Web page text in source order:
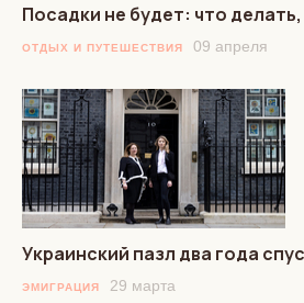
Посадки не будет: что
ОТДЫХ И ПУТЕШЕСТВИЯ 09 апреля
Украинский пазл два года
ЭМИГРАЦИЯ 29 марта